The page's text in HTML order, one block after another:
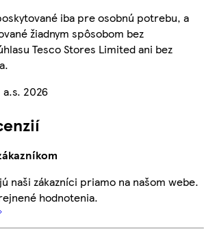
iba pre osobnú potrebu, a
žiadnym spôsobom bez
Tesco Stores Limited ani bez
a.s. 2026
naši zákazníci priamo na našom webe.
hodnotenia.